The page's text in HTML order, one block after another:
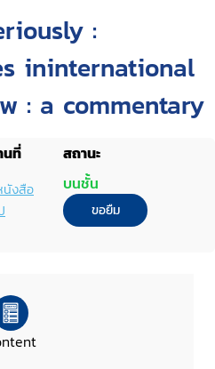
:
ininternational
: a commentary
นที่
สถานะ
งสือ
บนชั้น
ขอยืม